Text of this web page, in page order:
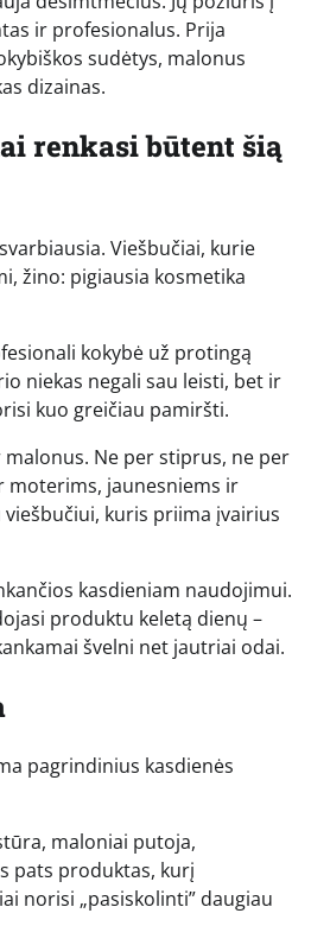
ir profesionalus. Prija
sudėtys, malonus
dizainas.
renkasi būtent šią
Viešbučiai, kurie
žino: pigiausia kosmetika
kokybė už protingą
niekas negali sau leisti, bet ir
kuo greičiau pamiršti.
malonus. Ne per stiprus, ne per
moterims, jaunesniems ir
kuris priima įvairius
kasdieniam naudojimui.
produktu keletą dienų –
švelni net jautriai odai.
pagrindinius kasdienės
maloniai putoja,
pats produktas, kurį
norisi „pasiskolinti” daugiau